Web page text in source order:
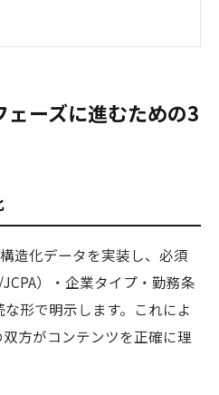
ェーズに進むための3
造化データを実装し、必須
）・企業タイプ・勤務条
形で明示します。これによ
方がコンテンツを正確に理